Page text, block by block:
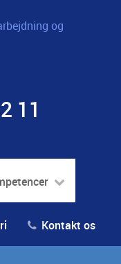
11
Kontakt os